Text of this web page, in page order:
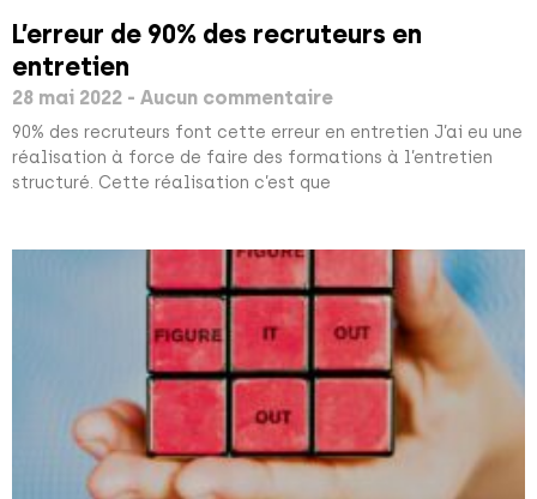
L’erreur de 90% des recruteurs en
entretien
28 mai 2022 Aucun commentaire
90% des recruteurs font cette erreur en entretien J’ai eu une
réalisation à force de faire des formations à l’entretien
structuré. Cette réalisation c’est que